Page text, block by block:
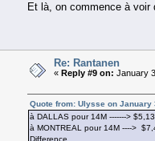
Et là, on commence à
Re: Rantanen
« Reply #9 on: January
Quote from: Ulysse on January
à DALLAS pour 14M ------->
à MONTREAL pour 14M ---->